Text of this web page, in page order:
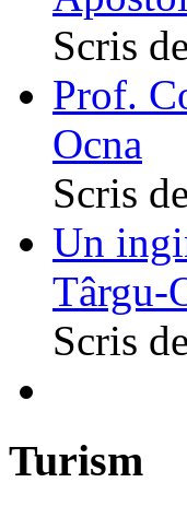
Scris de
Prof.
Ocna
Scris de
Un
Târgu-
Scris de
Turism